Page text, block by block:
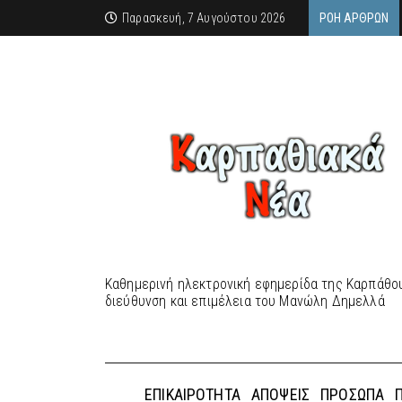
Παρασκευή, 7 Αυγούστου 2026 ΡΟΉ ΆΡΘΡΩΝ
Καθημερινή ηλεκτρονική εφημερίδα της
διεύθυνση και επιμέλεια του Μανώλη Δημελλά
ΕΠΙΚΑΙΡΌΤΗΤΑ ΑΠΌΨΕΙΣ ΠΡΌΣΩΠΑ